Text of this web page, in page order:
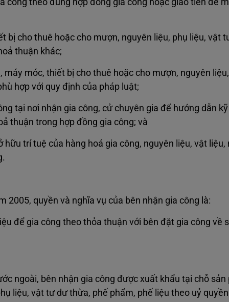
cho thuê hoặc cho mượn, nguyên liệu, phụ liệu, vật
thuận khác;
móc, thiết bị cho thuê hoặc cho mượn, nguyên
hợp với quy định của pháp luật;
tại nơi nhận gia công, cử chuyên gia để hướng dẫn
thuận trong hợp đồng gia công; và
trí tuệ của hàng hoá gia công, nguyên liệu, vật liệu,
quyền và nghĩa vụ của bên nhận gia công là:
để gia công theo thỏa thuận với bên đặt gia công về
ngoài, bên nhận gia công được xuất khẩu tại chỗ sản
liệu, vật tư dư thừa, phế phẩm, phế liệu theo uỷ